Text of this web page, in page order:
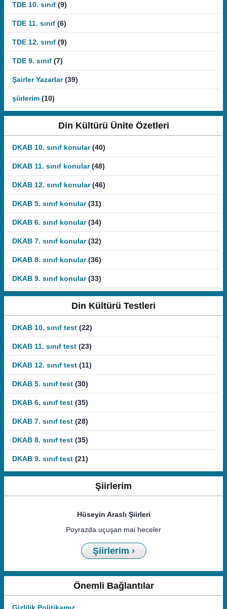
TDE 10. sınıf (9)
TDE 11. sınıf (6)
TDE 12. sınıf (9)
TDE 9. sınıf (7)
Şairler Yazarlar (39)
şiirlerim (10)
Din Kültürü Ünite Özetleri
DKAB 10. sınıf konular (40)
DKAB 11. sınıf konular (48)
DKAB 12. sınıf konular (46)
DKAB 5. sınıf konular (31)
DKAB 6. sınıf konular (34)
DKAB 7. sınıf konular (32)
DKAB 8. sınıf konular (36)
DKAB 9. sınıf konular (33)
Din Kültürü Testleri
DKAB 10. sınıf test (22)
DKAB 11. sınıf test (23)
DKAB 12. sınıf test (11)
DKAB 5. sınıf test (30)
DKAB 6. sınıf test (35)
DKAB 7. sınıf test (28)
DKAB 8. sınıf test (35)
DKAB 9. sınıf test (21)
Şiirlerim
Hüseyin Araslı Şiirleri
Poyrazda uçuşan mai heceler
Şiirlerim ›
Önemli Bağlantılar